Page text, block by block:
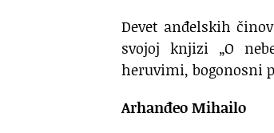
Devet anđelskih
svojoj knjizi „O
heruvimi, bogonosni
Arhanđeo Mihailo